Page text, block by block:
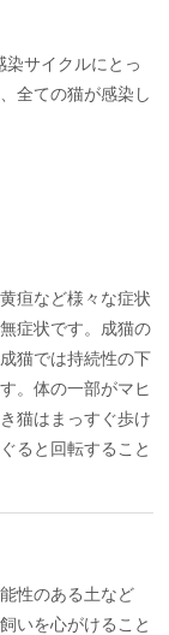
染サイクルにとっ
全ての猫が感染し
疸など様々な症状
症状です。成猫の
猫では持続性の下
。体の一部がマヒ
猫はまっすぐ歩け
ると回転すること
性のある土など
いを心がけること